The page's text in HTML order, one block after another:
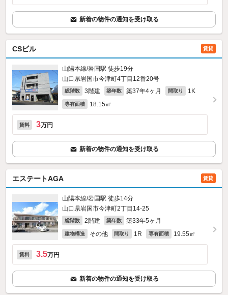
新着の物件の通知を受け取る
CSビル 賃貸
山陽本線/岩国駅 徒歩19分
山口県岩国市今津町4丁目12番20号
総階数 3階建 築年数 築37年4ヶ月 間取り 1K
専有面積 18.15㎡
賃料 3万円
新着の物件の通知を受け取る
エステートAGA 賃貸
山陽本線/岩国駅 徒歩14分
山口県岩国市今津町2丁目14-25
総階数 2階建 築年数 築33年5ヶ月
建物構造 その他 間取り 1R 専有面積 19.55㎡
賃料 3.5万円
新着の物件の通知を受け取る